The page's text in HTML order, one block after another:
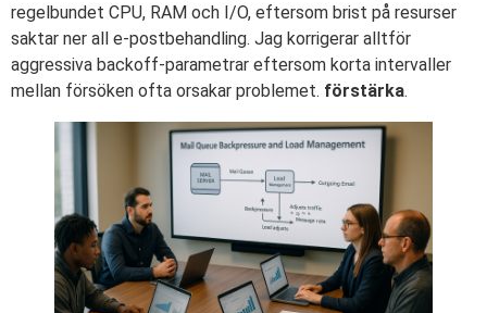
regelbundet CPU, RAM och I/O, eftersom brist på resurser
saktar ner all e-postbehandling. Jag korrigerar alltför
aggressiva backoff-parametrar eftersom korta intervaller
mellan försöken ofta orsakar problemet. förstärka.